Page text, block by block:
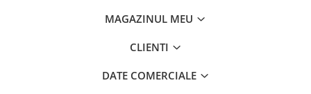
MAGAZINUL MEU
CLIENTI
DATE COMERCIALE